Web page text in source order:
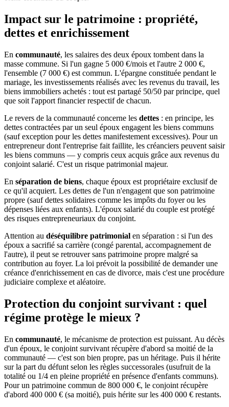
Impact sur le patrimoine : propriété,
dettes et enrichissement
En communauté, les salaires des deux époux tombent dans la
masse commune. Si l'un gagne 5 000 €/mois et l'autre 2 000 €,
l'ensemble (7 000 €) est commun. L'épargne constituée pendant le
mariage, les investissements réalisés avec les revenus du travail, les
biens immobiliers achetés : tout est partagé 50/50 par principe, quel
que soit l'apport financier respectif de chacun.
Le revers de la communauté concerne les dettes : en principe, les
dettes contractées par un seul époux engagent les biens communs
(sauf exception pour les dettes manifestement excessives). Pour un
entrepreneur dont l'entreprise fait faillite, les créanciers peuvent saisir
les biens communs — y compris ceux acquis grâce aux revenus du
conjoint salarié. C'est un risque patrimonial majeur.
En séparation de biens, chaque époux est propriétaire exclusif de
ce qu'il acquiert. Les dettes de l'un n'engagent que son patrimoine
propre (sauf dettes solidaires comme les impôts du foyer ou les
dépenses liées aux enfants). L'époux salarié du couple est protégé
des risques entrepreneuriaux du conjoint.
Attention au déséquilibre patrimonial en séparation : si l'un des
époux a sacrifié sa carrière (congé parental, accompagnement de
l'autre), il peut se retrouver sans patrimoine propre malgré sa
contribution au foyer. La loi prévoit la possibilité de demander une
créance d'enrichissement en cas de divorce, mais c'est une procédure
judiciaire complexe et aléatoire.
Protection du conjoint survivant : quel
régime protège le mieux ?
En communauté, le mécanisme de protection est puissant. Au décès
d'un époux, le conjoint survivant récupère d'abord sa moitié de la
communauté — c'est son bien propre, pas un héritage. Puis il hérite
sur la part du défunt selon les règles successorales (usufruit de la
totalité ou 1/4 en pleine propriété en présence d'enfants communs).
Pour un patrimoine commun de 800 000 €, le conjoint récupère
d'abord 400 000 € (sa moitié), puis hérite sur les 400 000 € restants.